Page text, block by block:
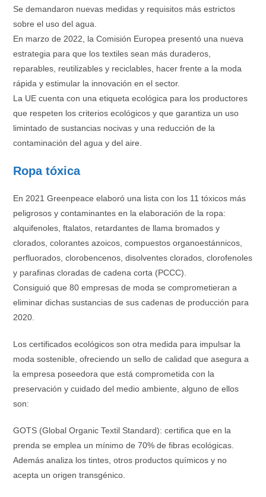
Se demandaron nuevas medidas y requisitos más estrictos
sobre el uso del agua.
En marzo de 2022, la Comisión Europea presentó una nueva
estrategia para que los textiles sean más duraderos,
reparables, reutilizables y reciclables, hacer frente a la moda
rápida y estimular la innovación en el sector.
La UE cuenta con una etiqueta ecológica para los productores
que respeten los criterios ecológicos y que garantiza un uso
limintado de sustancias nocivas y una reducción de la
contaminación del agua y del aire.
Ropa tóxica
En 2021 Greenpeace elaboró una lista con los 11 tóxicos más
peligrosos y contaminantes en la elaboración de la ropa:
alquifenoles, ftalatos, retardantes de llama bromados y
clorados, colorantes azoicos, compuestos organoestánnicos,
perfluorados, clorobencenos, disolventes clorados, clorofenoles
y parafinas cloradas de cadena corta (PCCC).
Consiguió que 80 empresas de moda se comprometieran a
eliminar dichas sustancias de sus cadenas de producción para
2020.
Los certificados ecológicos son otra medida para impulsar la
moda sostenible, ofreciendo un sello de calidad que asegura a
la empresa poseedora que está comprometida con la
preservación y cuidado del medio ambiente, alguno de ellos
son:
GOTS (Global Organic Textil Standard): certifica que en la
prenda se emplea un mínimo de 70% de fibras ecológicas.
Además analiza los tintes, otros productos químicos y no
acepta un origen transgénico.